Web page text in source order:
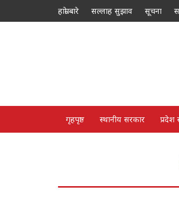
हाम्रो बारे सल्लाह सुझाव सूचना
गृहपृष्ठ स्थानीय सरकार प्रदेश